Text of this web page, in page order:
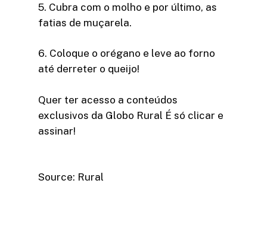
5. Cubra com o molho e por último, as
fatias de muçarela.
6. Coloque o orégano e leve ao forno
até derreter o queijo!
Quer ter acesso a conteúdos
exclusivos da Globo Rural É só clicar e
assinar!​
Source: Rural